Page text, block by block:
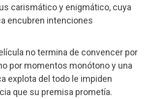
carismático y enigmático, cuya
encubren intenciones
no termina de convencer por
por momentos monótono y una
explota del todo le impiden
que su premisa prometía.